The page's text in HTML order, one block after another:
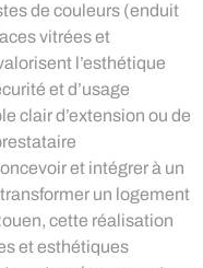
de couleurs (enduit
vitrées et
l’esthétique
et d’usage
clair d’extension ou de
et intégrer à un
un logement
cette réalisation
et esthétiques